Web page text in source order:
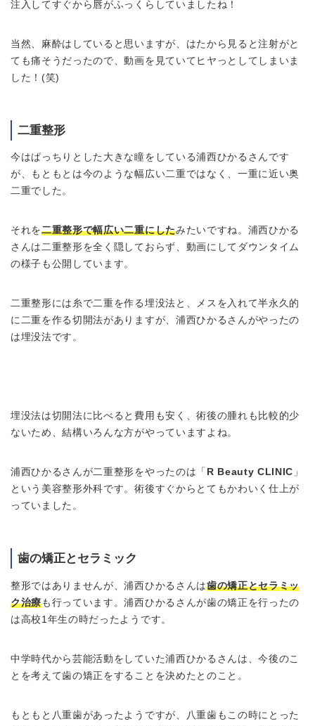
注入してすぐから唇がふっくらしていましたね！
当然、麻酔はしていると思いますが、はたから見ると注射がと
ても痛そうだったので、動画を見ていてヒヤっとしてしまいま
した！(笑)
二重整形
今はぱっちりとした大きな瞳をしている浦西ひかるさんです
が、もともとは今のような幅広い二重ではなく、一重に近い奥
二重でした。
それを二重整形で幅広い二重にしたみたいですね。浦西ひかる
さんは二重整形を全く隠しておらず、動画にしてダウンタイム
の様子も公開しています。
二重整形には糸で二重を作る埋没法と、メスを入れて半永久的
に二重を作る切開法がありますが、浦西ひかるさんがやったの
は埋没法です。
埋没法は切開法に比べると費用も安く、術後の腫れも比較的少
ないため、結構いろんな方がやっていますよね。
浦西ひかるさんが二重整形をやったのは「 R Beauty CLINIC 」
という美容整形外科です。術後すぐからとてもかわいく仕上が
っていました。
歯の矯正とセラミック
整形ではありませんが、浦西ひかるさんは歯の矯正とセラミッ
ク治療も行っています。浦西ひかるさんが歯の矯正を行ったの
は高校1年生の時だったようです。
中学時代から芸能活動をしていた浦西ひかるさんは、今後のこ
とを考えて歯の矯正をすることを決めたとのこと。
もともと八重歯があったようですが、八重歯もこの時にとった